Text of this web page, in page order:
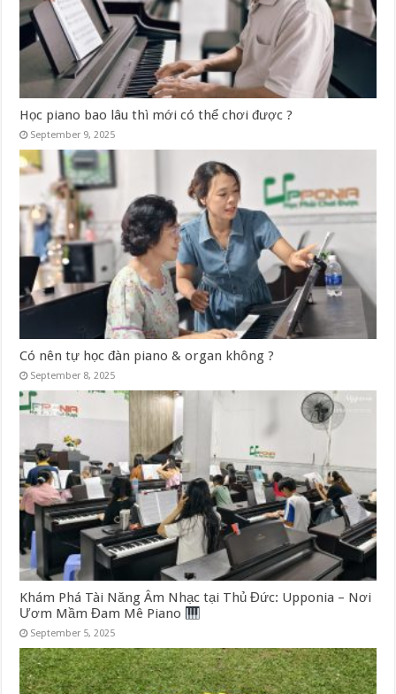
Học piano bao lâu thì mới có thể chơi được ?
September 9, 2025
Có nên tự học đàn piano & organ không ?
September 8, 2025
Khám Phá Tài Năng Âm Nhạc tại Thủ Đức: Upponia – Nơi
Ươm Mầm Đam Mê Piano
September 5, 2025